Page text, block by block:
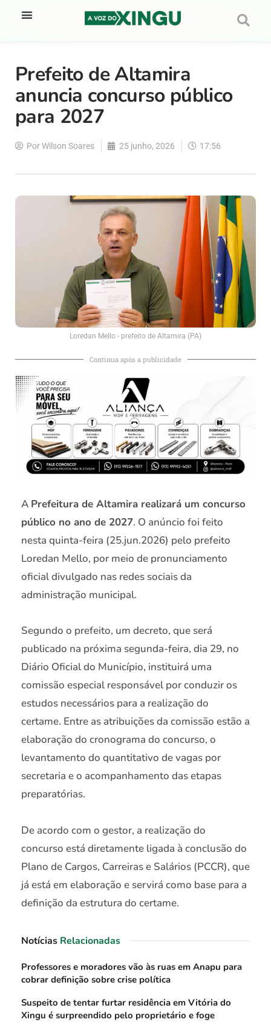
Prefeito de Altamira
anuncia concurso público
para 2027
PorWilson Soares 25 junho, 2026 17:56
Loredan Mello - prefeito de Altamira (PA)
Continua após a publicidade
A Prefeitura de Altamira realizará um concurso
público no ano de 2027. O anúncio foi feito
nesta quinta-feira (25.jun.2026) pelo prefeito
Loredan Mello, por meio de pronunciamento
oficial divulgado nas redes sociais da
administração municipal.
Segundo o prefeito, um decreto, que será
publicado na próxima segunda-feira, dia 29, no
Diário Oficial do Município, instituirá uma
comissão especial responsável por conduzir os
estudos necessários para a realização do
certame. Entre as atribuições da comissão estão a
elaboração do cronograma do concurso, o
levantamento do quantitativo de vagas por
secretaria e o acompanhamento das etapas
preparatórias.
De acordo com o gestor, a realização do
concurso está diretamente ligada à conclusão do
Plano de Cargos, Carreiras e Salários (PCCR), que
já está em elaboração e servirá como base para a
definição da estrutura do certame.
Notícias Relacionadas
Professores e moradores vão às ruas em Anapu para
cobrar definição sobre crise política
Suspeito de tentar furtar residência em Vitória do
Xingu é surpreendido pelo proprietário e foge